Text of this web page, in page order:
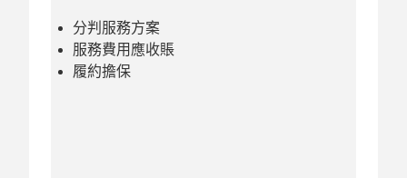
分判服務方案
服務費用應收賬
履約擔保